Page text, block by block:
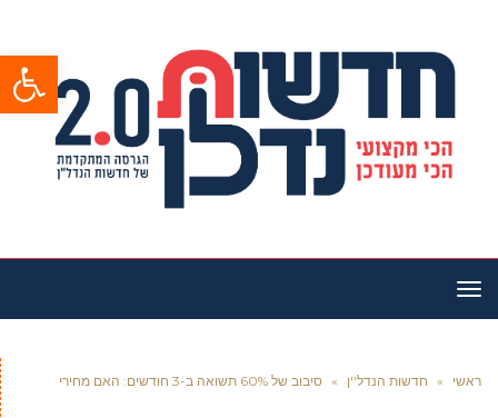
פתח
תפריט
ראשי » חדשות הנדל''ן » סיבוב של 60% תשואה ב-3 חודשים: האם מחירי